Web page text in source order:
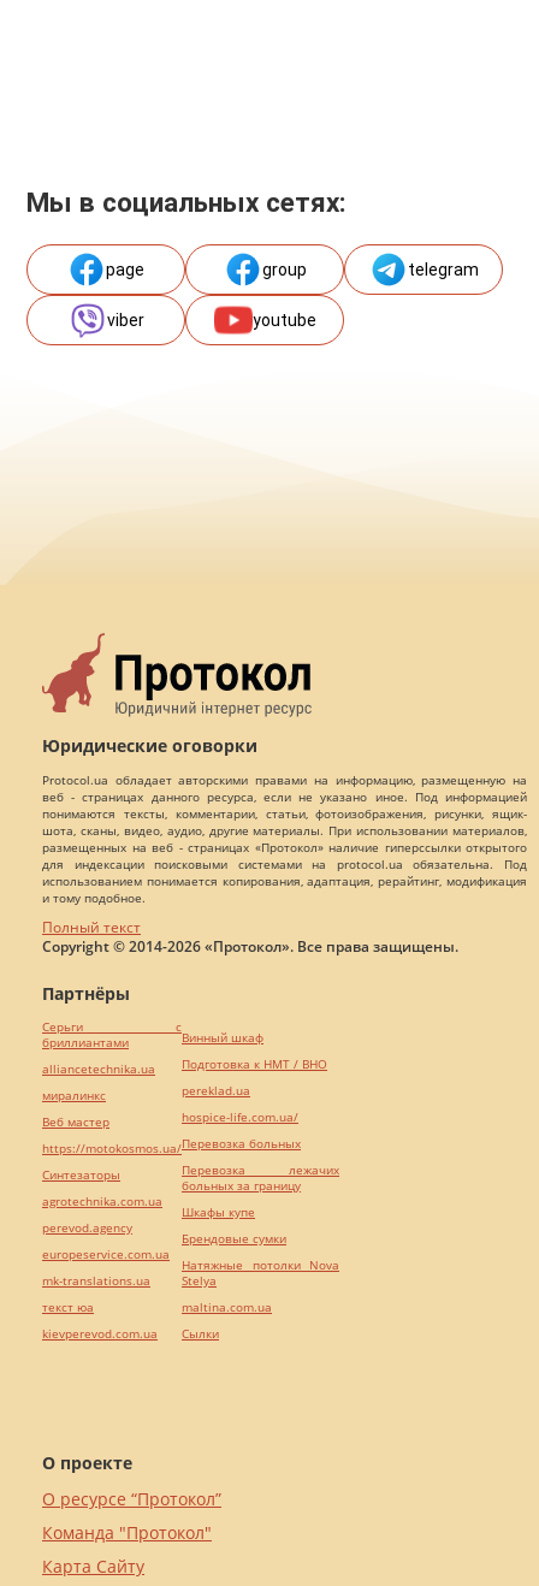
Мы в социальных сетях:
page group telegram
viber youtube
Юридические оговорки
Protocol.ua обладает авторскими правами на информацию, размещенную на
веб - страницах данного ресурса, если не указано иное. Под информацией
понимаются тексты, комментарии, статьи, фотоизображения, рисунки, ящик-
шота, сканы, видео, аудио, другие материалы. При использовании материалов,
размещенных на веб - страницах «Протокол» наличие гиперссылки открытого
для индексации поисковыми системами на protocol.ua обязательна. Под
использованием понимается копирования, адаптация, рерайтинг, модификация
и тому подобное.
Полный текст
Copyright © 2014-2026 «Протокол». Все права защищены.
О проекте
О ресурсе “Протокол”
Команда "Протокол"
Карта Сайту
Партнёры
Серьги с
бриллиантами
alliancetechnika.ua
миралинкс
Веб мастер
https://motokosmos.ua/
Синтезаторы
agrotechnika.com.ua
perevod.agency
europeservice.com.ua
mk-translations.ua
текст юа
kievperevod.com.ua
Винный шкаф
Подготовка к НМТ / ВНО
pereklad.ua
hospice-life.com.ua/
Перевозка больных
Перевозка лежачих
больных за границу
Шкафы купе
Брендовые сумки
Натяжные потолки Nova
Stelya
maltina.com.ua
Cылки